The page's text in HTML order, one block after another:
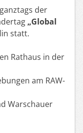
der
„Global
statt.
Rathaus in der
am RAW-
Warschauer